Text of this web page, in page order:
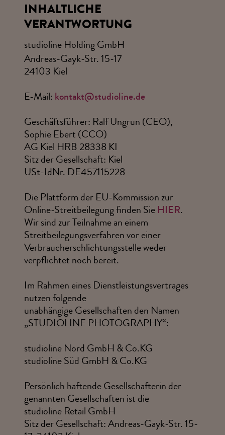
INHALTLICHE
VERANTWORTUNG
studioline Holding GmbH
Andreas-Gayk-Str. 15-17
24103 Kiel
E-Mail: kontakt@studioline.de
Geschäftsführer: Ralf Ungrun (CEO),
Sophie Ebert (CCO)
AG Kiel HRB 28338 KI
Sitz der Gesellschaft: Kiel
USt-IdNr. DE457115228
Die Plattform der EU-Kommission zur
Online-Streitbeilegung finden Sie HIER.
Wir sind zur Teilnahme an einem
Streitbeilegungsverfahren vor einer
Verbraucherschlichtungsstelle weder
verpflichtet noch bereit.
Im Rahmen eines Dienstleistungsvertrages
nutzen folgende
unabhängige Gesellschaften den Namen
„STUDIOLINE PHOTOGRAPHY“:
studioline Nord GmbH & Co.KG
studioline Süd GmbH & Co.KG
Persönlich haftende Gesellschafterin der
genannten Gesellschaften ist die
studioline Retail GmbH
Sitz der Gesellschaft: Andreas-Gayk-Str. 15-